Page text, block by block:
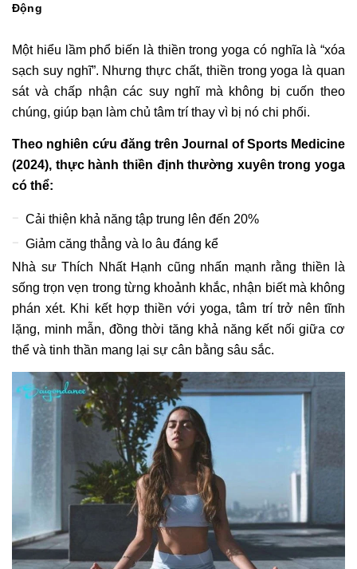
Động
Một hiểu lầm phổ biến là thiền trong yoga có nghĩa là “xóa
sạch suy nghĩ”. Nhưng thực chất, thiền trong yoga là quan
sát và chấp nhận các suy nghĩ mà không bị cuốn theo
chúng, giúp bạn làm chủ tâm trí thay vì bị nó chi phối.
Theo nghiên cứu đăng trên Journal of Sports Medicine
(2024), thực hành thiền định thường xuyên trong yoga
có thể:
Cải thiện khả năng tập trung lên đến 20%
Giảm căng thẳng và lo âu đáng kể
Nhà sư Thích Nhất Hạnh cũng nhấn mạnh rằng thiền là
sống trọn vẹn trong từng khoảnh khắc, nhận biết mà không
phán xét. Khi kết hợp thiền với yoga, tâm trí trở nên tĩnh
lặng, minh mẫn, đồng thời tăng khả năng kết nối giữa cơ
thể và tinh thần mang lại sự cân bằng sâu sắc.